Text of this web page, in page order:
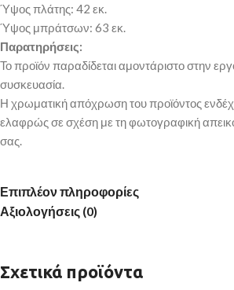
Ύψος πλάτης: 42 εκ.
Ύψος μπράτσων: 63 εκ.
Παρατηρήσεις:
Το προϊόν παραδίδεται αμοντάριστο στην
συσκευασία.
Η χρωματική απόχρωση του προϊόντος
ελαφρώς σε σχέση με τη φωτογραφική
σας.
Επιπλέον πληροφορίες
Αξιολογήσεις (0)
Σχετικά προϊόντα